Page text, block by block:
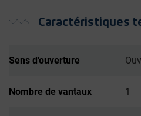
Caractéristiques
Sens d'ouverture
Nombre de vantaux 1